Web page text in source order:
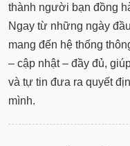
thành người bạn đồng
Ngay từ những ngày
mang đến hệ thống
– cập nhật – đầy đủ,
và tự tin đưa ra quyết
mình.